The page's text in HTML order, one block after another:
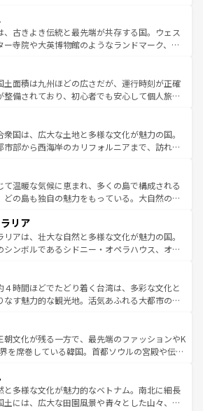
ンパンの発祥地であるランス、プロヴァンスの
ベンダー畑など、多彩な楽しみ方が可能だ。さ
以外の地域にも魅力が溢れており、どの街角に
足を運ぶとそれぞれで全く異なる文化を体験で
きるだろう。 なお、新着のフランス情報はコンテンツ一覧
ほしい。
の国は、どこを歩いても飽きることがない。ベ
化的活気、バイエルン州のアルプスの絶景、そ
川沿いのワイン畑といった風景は必見。ビール
人にはぜひ体験してほしい。 なお、新着の
はコンテンツ一覧を参照してほしい。
、古きよき伝統と最先端が共存する国。ウェス
ー寺院や大英博物館のようなランドマーク、歴
異なる魅力がある。また、優雅なアフタヌーン
ール好きにはたまらない英国パブ、サッカー観
場だからこそできる体験も豊富。イギリスを旅
参照してほしい。
土面積は九州ほどの広さだが、運行時刻が正確
整備されており、初心者でも安心して個人旅行
のまま残る町や、スイスならではのユニークな
り、アルプス観光だけでなく町歩きも満喫する
る。国民の所得が高いため物価も高いが、旅行
無料で観光を楽しむこともできる。 なお、新
情報はコンテンツ一覧 を参照してほしい。
衆国は、広大な土地と多様な文化が魅力の国。
市部から西海岸のカリフォルニアまで、訪れる
大都市は、観光、ショッピング、エンターテイ
詰まった刺激的なスポットだ。一方、アメリカ
自然が広がり、グランドキャニオンやイエロー
オーリンズでは、音楽と美食が融合した独特の
。旅行者はアメリカの各地域で異なる魅力を楽
、その多様性と豊かな歴史を感じることができ
のスタイルだ。 なお、新着のアメリカ
テンツ一覧を参照してほしい。
て温暖な気候に恵まれ、多くの島で構成される
どの島も独自の魅力をもっている。大自然の神
逃せない。また、定番の観光地といえばオアフ
かな自然を求めるならマウイ島やカウアイ島が
エメラルドグリーンに輝く海をはじめ、豊かな
なしの心で訪れる人々を迎えてくれるハワイの
しいローカルフードやハワイアンミュージッ
なフラダンスなど、すべてがハワイの魅力を彩
ってほしい。 なお、新着のハワイ情報
ツ一覧を参照してほしい。
リア
リアは、壮大な自然と多様な文化が魅力の国。
シンボルであるシドニー・オペラハウス、オー
や大陸中央部にそびえるウルル（エアーズロッ
マニアの美しい原生林やケアンズの熱帯雨林な
ろがたくさん。また、カフェやワイン、オージ
ティビティも充実しており、サーフィンやダイ
イキングなど、アウトドア好きにはたまらな
トラリアの多彩な魅力を存分に味わいつくそ
い。
４時間ほどでたどり着く台湾は、多彩な文化と
なす魅力的な観光地。活気あふれる大都市の台
つな山岳地帯である台湾東部など、都市の喧騒
けさが共存しており、訪れる人に新しい発見と
らしてくれる。また、奥深い台湾の食文化も魅
と評判のスイーツなど、バラエティ豊かな料理
が味わえる。 なお、新着の台湾情報は コンテンツ一覧を参
い。
朝文化が残る一方で、最先端のファッションやK
を席巻している韓国。首都ソウルの宮殿や伝統
足を延ばせば四季折々の自然美を楽しむことが
して、キムチや焼肉、絶品のストリートフード
ざまな韓国料理が待っている。夜には、韓国な
と多様な文化が魅力的なベトナム。南北に細長
土には、広大な田園風景や青々とした山々、世